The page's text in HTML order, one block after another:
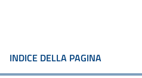
INDICE DELLA PAGINA